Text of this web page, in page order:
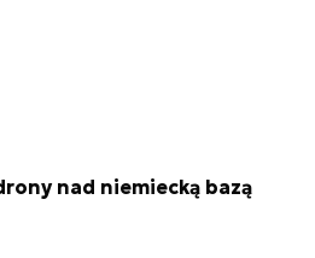
nad niemiecką bazą